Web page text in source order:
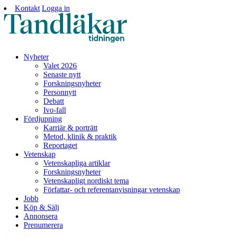
Kontakt Logga in
Nyheter
Valet 2026
Senaste nytt
Forskningsnyheter
Personnytt
Debatt
Ivo-fall
Fördjupning
Karriär & porträtt
Metod, klinik & praktik
Reportaget
Vetenskap
Vetenskapliga artiklar
Forskningsnyheter
Vetenskapligt nordiskt tema
Författar- och referentanvisningar vetenskap
Jobb
Köp & Sälj
Annonsera
Prenumerera